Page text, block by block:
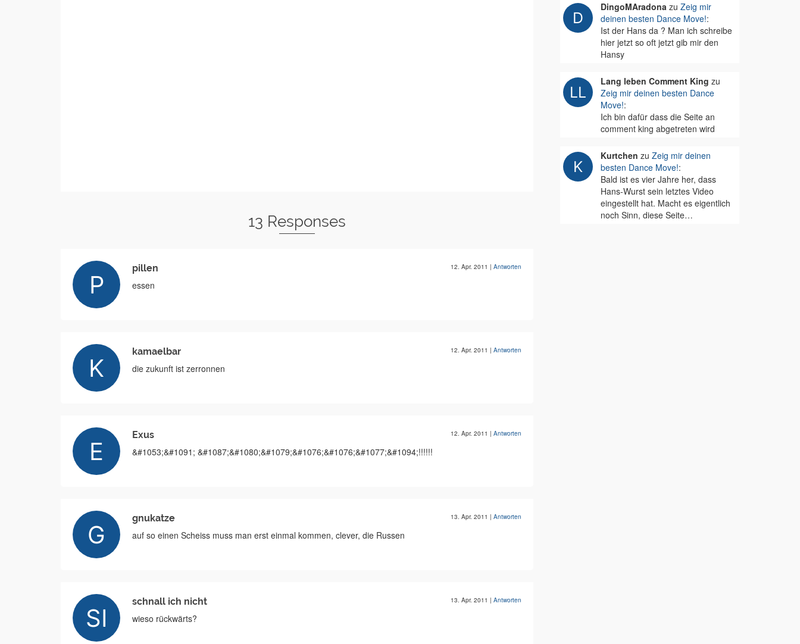
13 Responses
pillen 12. Apr. 2011 | Antworten
essen
kamaelbar 12. Apr. 2011 | Antworten
die zukunft ist zerronnen
Exus 12. Apr. 2011 | Antworten
&#1053;&#1091; &#1087;&#1080;&#1079;&#1076;&#1076;&#1077;&#1094;!!!!!!
gnukatze 13. Apr. 2011 | Antworten
auf so einen Scheiss muss man erst einmal kommen, clever, die Russen
schnall ich nicht 13. Apr. 2011 | Antworten
wieso rückwärts?
DingoMAradonazu Zeig mir
deinen besten Dance Move!:
Ist der Hans da ? Man ich schreibe
hier jetzt so oft jetzt gib mir den
Hansy
Lang leben Comment King zu
Zeig mir deinen besten Dance
Move!:
Ich bin dafür dass die Seite an
comment king abgetreten wird
Kurtchen zu Zeig mir deinen
besten Dance Move!:
Bald ist es vier Jahre her, dass
Hans-Wurst sein letztes Video
eingestellt hat. Macht es eigentlich
noch Sinn, diese Seite…